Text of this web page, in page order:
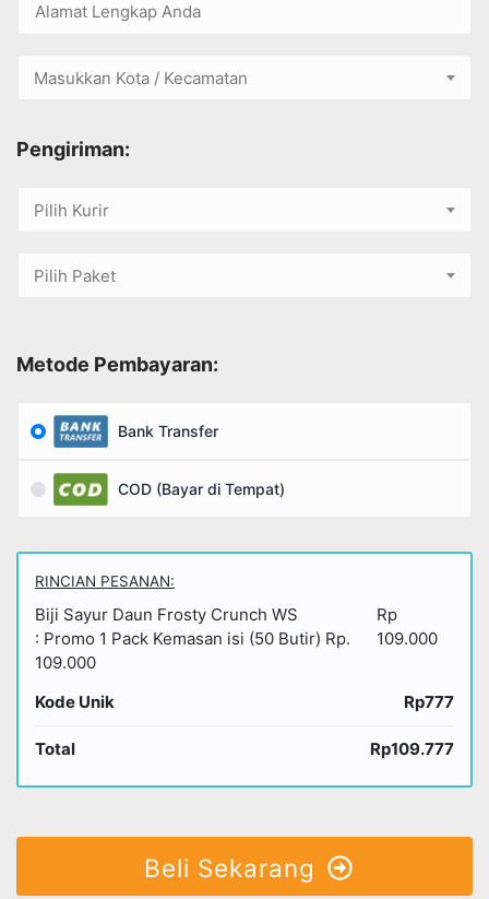
Masukkan Kota / Kecamatan
Pengiriman:
Pilih Kurir
Pilih Paket
Metode Pembayaran:
Bank Transfer
COD (Bayar di Tempat)
RINCIAN PESANAN:
Biji Sayur Daun Frosty Crunch WS
: Promo 1 Pack Kemasan isi (50 Butir) Rp.
109.000
Rp
109.000
Kode Unik Rp777
Total Rp109.777
Beli Sekarang